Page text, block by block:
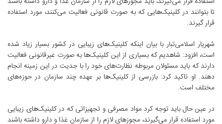
تا بتوانند در کلینیک‌هایی که به صورت قانونی فعالیت می‌کنند، مورد استفاده
قرار گیرند.
شهریار اسلامی‌تبار با بیان اینکه کلینیک‌های زیبایی در کشور بسیار زیاد شده‌
است، افزود: شاهدیم که بسیاری از این کلینیک‌ها به صورت غیرقانونی فعالیت
دارند که باید مسئولان مربوطه نظارت‌های خود را با جدیت در این زمینه انجام
دهند. او تاکید کرد: بازرسی از کلینیک‌ها بر عهده چند سازمان در حوزه‌های
مختلف است.
در عین حال باید توجه کرد مواد مصرفی و تجهیزاتی که در کلینیک‌های زیبایی
مورد استفاده قرار می‌گیرند، مجوزهای لازم را از سازمان غذا و دارو داشته باشند